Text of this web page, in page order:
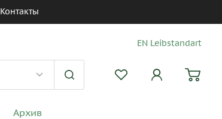
Контакты
EN Leibstandart
Архив